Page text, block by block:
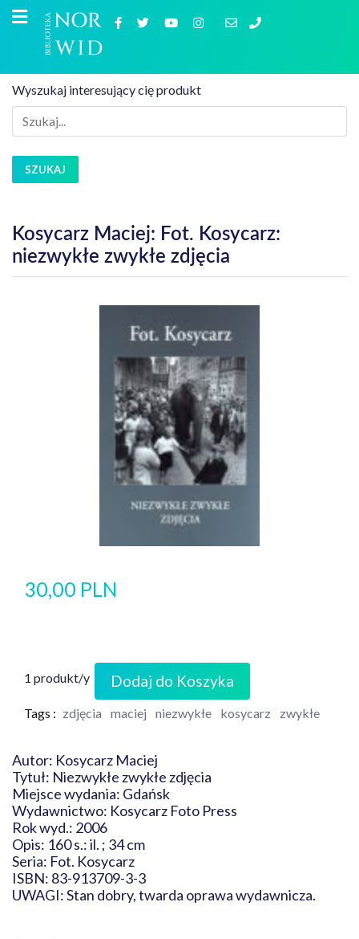
Wyszukaj interesujący cię produkt
SZUKAJ
Kosycarz Maciej: Fot. Kosycarz:
niezwykłe zwykłe zdjęcia
30,00 PLN
1 produkt/y Dodaj do Koszyka
Tags : zdjęcia maciej niezwykłe kosycarz zwykłe
Autor: Kosycarz Maciej
Tytuł: Niezwykłe zwykłe zdjęcia
Miejsce wydania: Gdańsk
Wydawnictwo: Kosycarz Foto Press
Rok wyd.: 2006
Opis: 160 s.: il. ; 34 cm
Seria: Fot. Kosycarz
ISBN: 83-913709-3-3
UWAGI: Stan dobry, twarda oprawa wydawnicza.